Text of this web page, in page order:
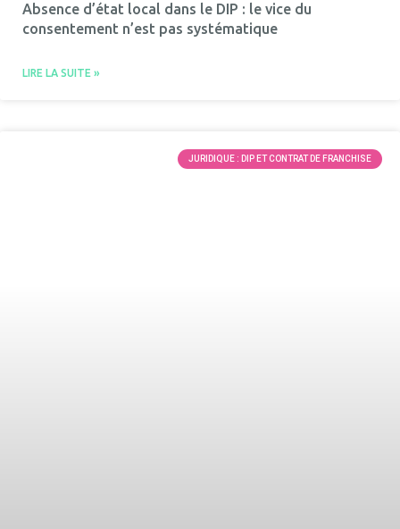
Absence d’état local dans le DIP : le vice du
consentement n’est pas systématique
LIRE LA SUITE »
JURIDIQUE : DIP ET CONTRAT DE FRANCHISE